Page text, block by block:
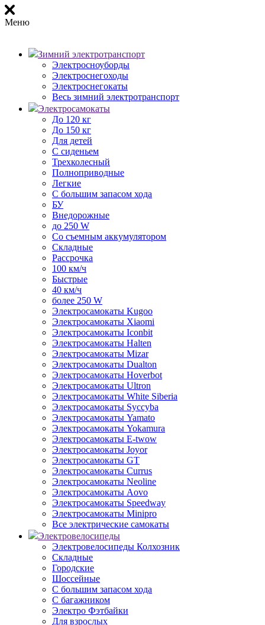
Меню
Зимний электротранспорт
Электросноуборды
Электроснегоходы
Электроснегокаты
Весь зимний электротранспорт
Электросамокаты
До 120 кг
До 150 кг
Для детей
С сиденьем
Трехколесный
Полноприводные
Легкие
С большим запасом хода
БУ
Внедорожные
до 250 W
Со съемным аккумулятором
Складные
Рассрочка
100 км/ч
Быстрые
40 км/ч
более 250 W
Электросамокаты Kugoo
Электросамокаты Xiaomi
Электросамокаты Iconbit
Электросамокаты Halten
Электросамокаты Mizar
Электросамокаты Dualton
Электросамокаты Hoverbot
Электросамокаты Ultron
Электросамокаты White Siberia
Электросамокаты Syccyba
Электросамокаты Yamato
Электросамокаты Yokamura
Электросамокаты E-twow
Электросамокаты Joyor
Электросамокаты GT
Электросамокаты Currus
Электросамокаты Neoline
Электросамокаты Aovo
Электросамокаты Speedway
Электросамокаты Minipro
Все электрические самокаты
Электровелосипеды
Электровелосипеды Колхозник
Складные
Городские
Шоссейные
С большим запасом хода
С багажником
Электро Фэтбайки
Для взрослых